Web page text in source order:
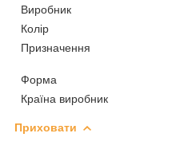
Виробник
Колір
Призначення
Форма
Країна виробник
Приховати